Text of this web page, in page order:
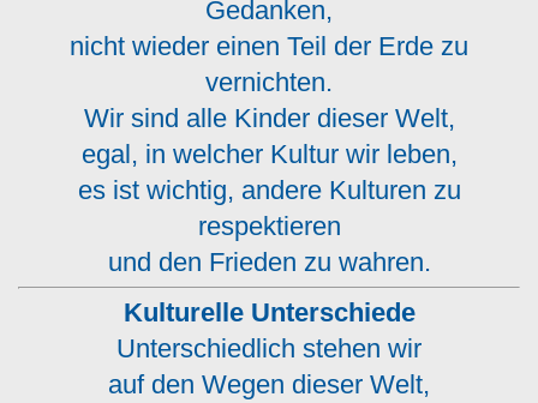
Gedanken,
nicht wieder einen Teil der Erde zu
vernichten.
Wir sind alle Kinder dieser Welt,
egal, in welcher Kultur wir leben,
es ist wichtig, andere Kulturen zu
respektieren
und den Frieden zu wahren.
Kulturelle Unterschiede
Unterschiedlich stehen wir
auf den Wegen dieser Welt,